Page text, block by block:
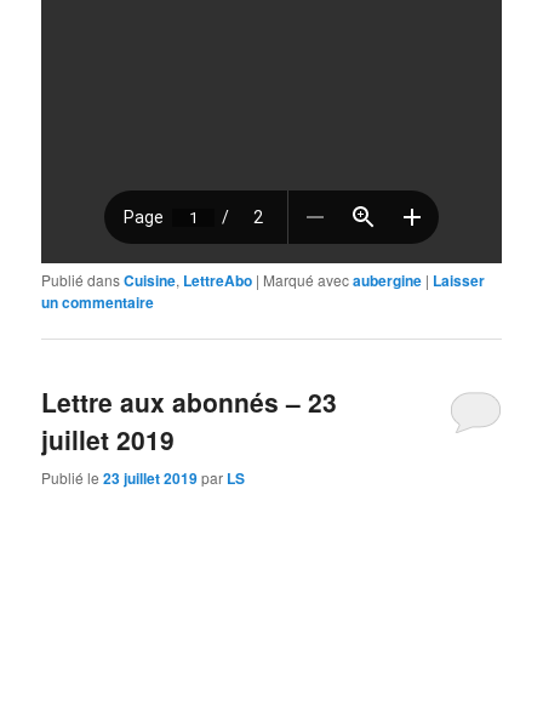
Publié dansCuisine, LettreAbo | Marqué avecaubergine | Laisser
un commentaire
Lettre aux abonnés – 23
juillet 2019
Publié le23 juillet 2019par LS